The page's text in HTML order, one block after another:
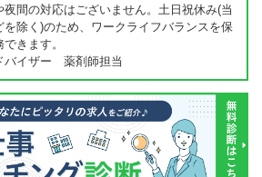
夜間の対応はございません。土日祝休み(当
を除く)のため、ワークライフバランスを保
きます。
バイザー 薬剤師担当